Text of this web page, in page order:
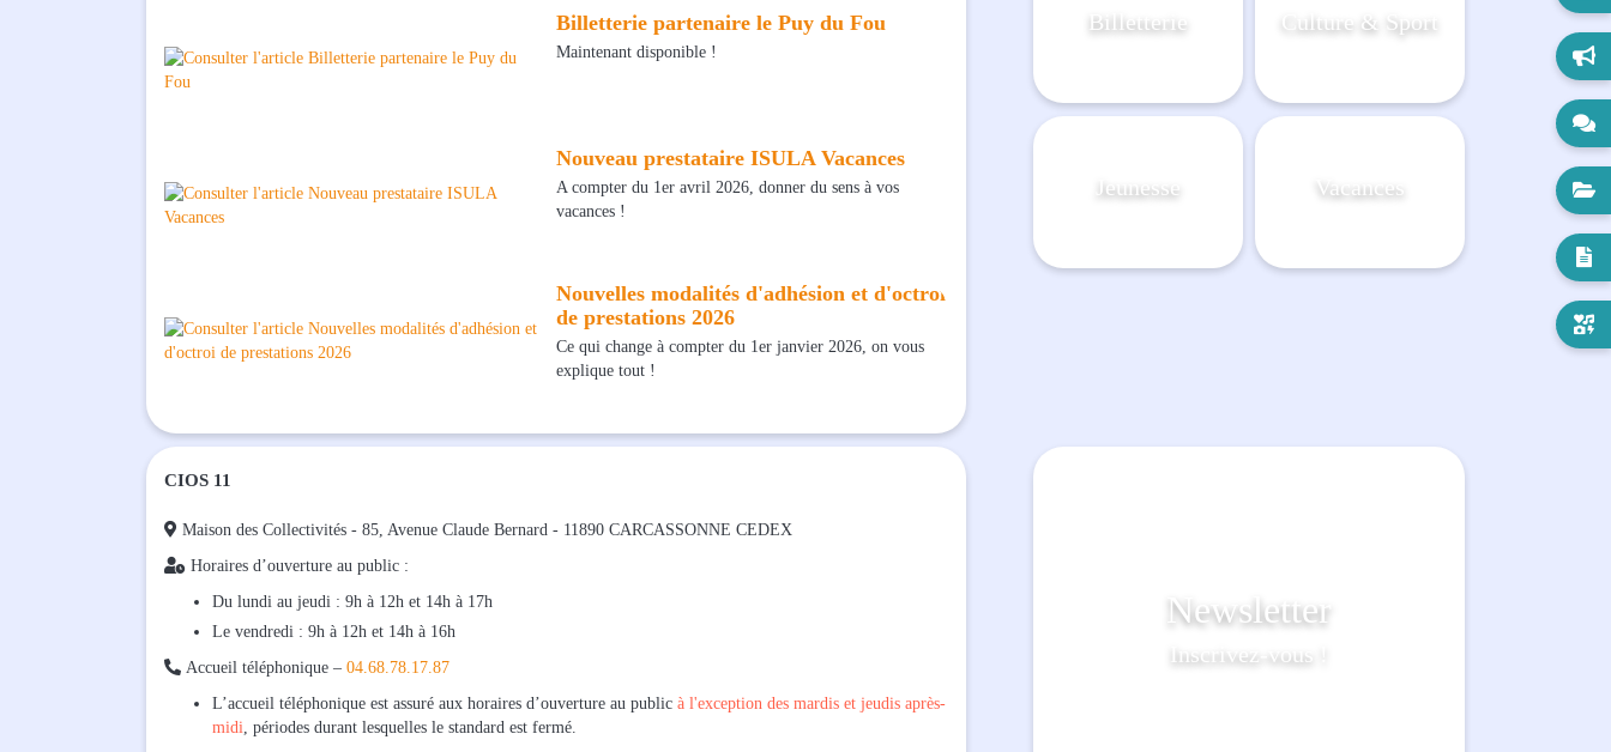
Billetterie partenaire le Puy du Fou
Maintenant disponible !
Nouveau prestataire ISULA Vacances
A compter du 1er avril 2026, donner du sens à vos
vacances !
Nouvelles modalités d'adhésion et d'octroi
de prestations 2026
Ce qui change à compter du 1er janvier 2026, on vous
explique tout !
Billetterie Culture & Sport
Jeunesse Vacances
CIOS 11
 Maison des Collectivités - 85, Avenue Claude Bernard - 11890 CARCASSONNE CEDEX
 Horaires d’ouverture au public :
Du lundi au jeudi : 9h à 12h et 14h à 17h
Le vendredi : 9h à 12h et 14h à 16h
 Accueil téléphonique – 04.68.78.17.87
L’accueil téléphonique est assuré aux horaires d’ouverture au public à l'exception des mardis et jeudis après-
midi, périodes durant lesquelles le standard est fermé.
Newsletter
Inscrivez-vous !




